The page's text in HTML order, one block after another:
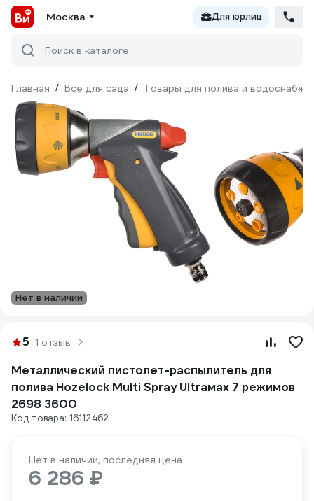
Москва Для юрлиц
Поиск в каталоге
Главная / Всё для сада / Товары для полива и
Нет в наличии
5 1 отзыв
Металлический пистолет-распылитель для
полива Hozelock Multi Spray Ultraмax 7 режимов
2698 3600
Код товара: 16112462
Нет в наличии, последняя цена
6 286 ₽